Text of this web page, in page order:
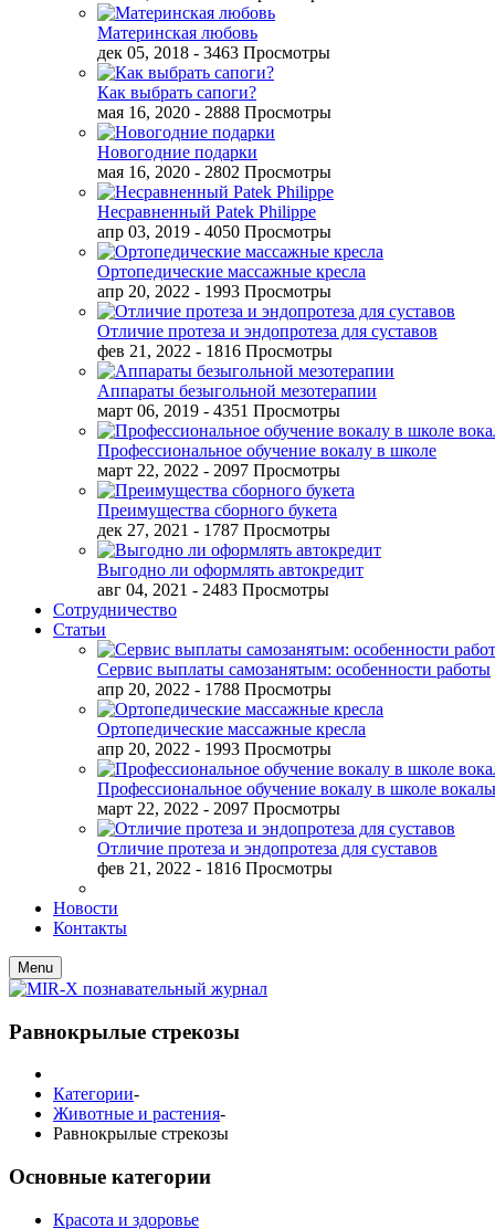
Материнская любовь
дек 05, 2018 - 3463 Просмотры
Как выбрать сапоги?
мая 16, 2020 - 2888 Просмотры
Новогодние подарки
мая 16, 2020 - 2802 Просмотры
Несравненный Patek Philippe
апр 03, 2019 - 4050 Просмотры
Ортопедические массажные кресла
апр 20, 2022 - 1993 Просмотры
Отличие протеза и эндопротеза для суставов
фев 21, 2022 - 1816 Просмотры
Аппараты безыгольной мезотерапии
март 06, 2019 - 4351 Просмотры
Профессиональное обучение вокалу в школе
март 22, 2022 - 2097 Просмотры
Преимущества сборного букета
дек 27, 2021 - 1787 Просмотры
Выгодно ли оформлять автокредит
авг 04, 2021 - 2483 Просмотры
Сотрудничество
Статьи
Сервис выплаты самозанятым: особенности работы
апр 20, 2022 - 1788 Просмотры
Ортопедические массажные кресла
апр 20, 2022 - 1993 Просмотры
Профессиональное обучение вокалу в школе
март 22, 2022 - 2097 Просмотры
Отличие протеза и эндопротеза для суставов
фев 21, 2022 - 1816 Просмотры
Новости
Контакты
Menu
Равнокрылые стрекозы
Категории-
Животные и растения-
Равнокрылые стрекозы
Основные категории
Красота и здоровье